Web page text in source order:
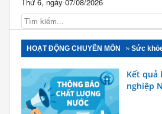
HOẠT ĐỘNG CHUYÊN MÔN Sức
Kết quả
nghiệp